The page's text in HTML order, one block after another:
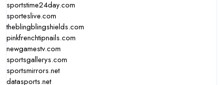
sportstime24day.com
sporteslive.com
theblingblingshields.com
pinkfrenchtipnails.com
newgamestv.com
sportsgallerys.com
sportsmirrors.net
datasports.net